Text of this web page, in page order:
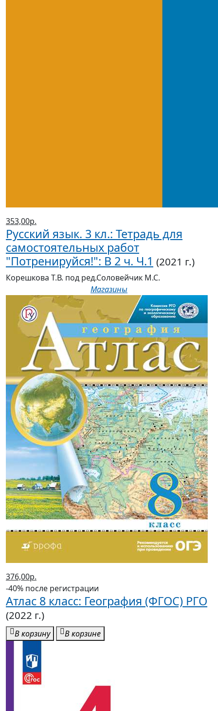
353,00р.
Русский язык. 3 кл.: Тетрадь для
самостоятельных работ
"Потренируйся!": В 2 ч. Ч.1 (2021 г.)
Корешкова Т.В. под ред.Соловейчик М.С.
Магазины
376,00р.
-40% после регистрации
Атлас 8 класс: География (ФГОС) РГО
(2022 г.)
В корзину В корзине